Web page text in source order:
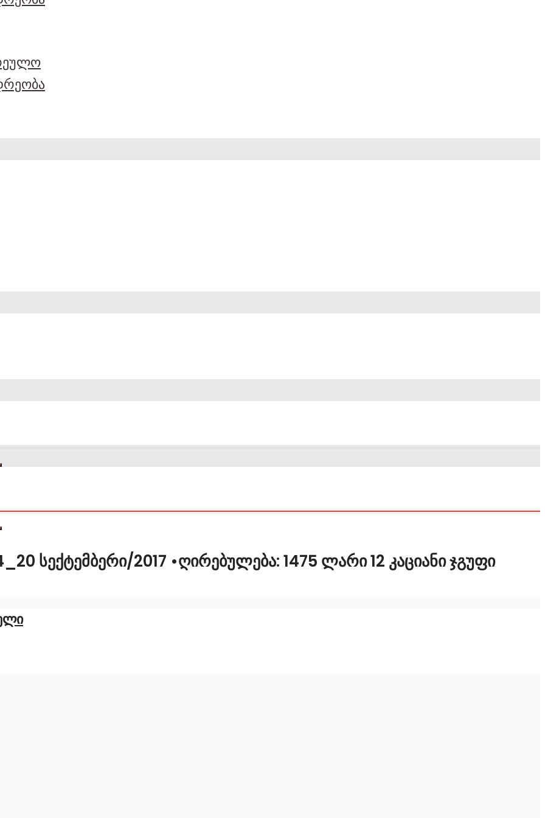
ᲡᲔᲥᲢᲔᲛᲑᲔᲠᲘ/2017 •ᲦᲘᲠᲔᲑᲣᲚᲔᲑᲐ: 1475 ᲚᲐᲠᲘ 12 ᲙᲐᲪᲘᲐᲜᲘ ᲯᲒᲣᲤᲘ